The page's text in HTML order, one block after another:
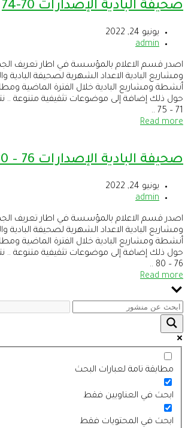
صحيفة البادية الإصدارات 70-74
يونيو 24, 2022
admin
اصدر قسم الاعلام بالمؤسسة في اطار تعريف
ومشاريع البادية الاعداد الشهرية لصحيفة البادية
أنشطة ومشاريع البادية خلال الفترة الماضية
حول ذلك إضافة إلى موضوعات تثقيفية متنوعة ..
71 – 75 ..
Read more
صحيفة البادية الإصدارات 76 – 80
يونيو 24, 2022
admin
اصدر قسم الاعلام بالمؤسسة في اطار تعريف
ومشاريع البادية الاعداد الشهرية لصحيفة البادية
أنشطة ومشاريع البادية خلال الفترة الماضية
حول ذلك إضافة إلى موضوعات تثقيفية متنوعة ..
76 – 80 ..
Read more
مطابقة تامة لعبارات البحث
ابحث في العناويين فقط
ابحث في المحتويات فقط